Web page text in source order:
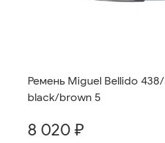
Ремень Miguel Bellido
black/brown 5
8 020 ₽